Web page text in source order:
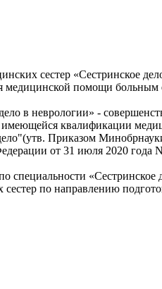
сестер «Сестринское
помощи
в неврологии» -
квалификации
Приказом
от 31 июля 2020 года
«Сестринское
по направлению